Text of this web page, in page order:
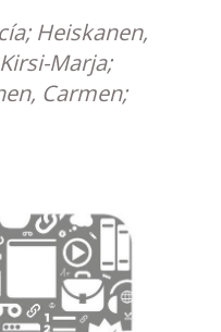
Heiskanen,
Marja;
Carmen;